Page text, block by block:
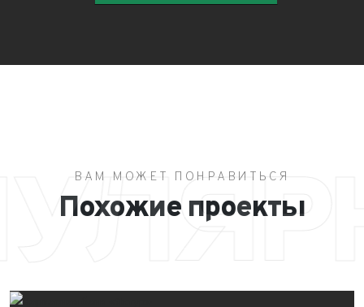
ВАМ МОЖЕТ ПОНРАВИТЬСЯ
Похожие проекты